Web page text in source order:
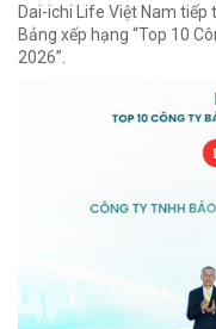
Dai-ichi Life Việt Nam
Bảng xếp hạng “Top 10
2026”.